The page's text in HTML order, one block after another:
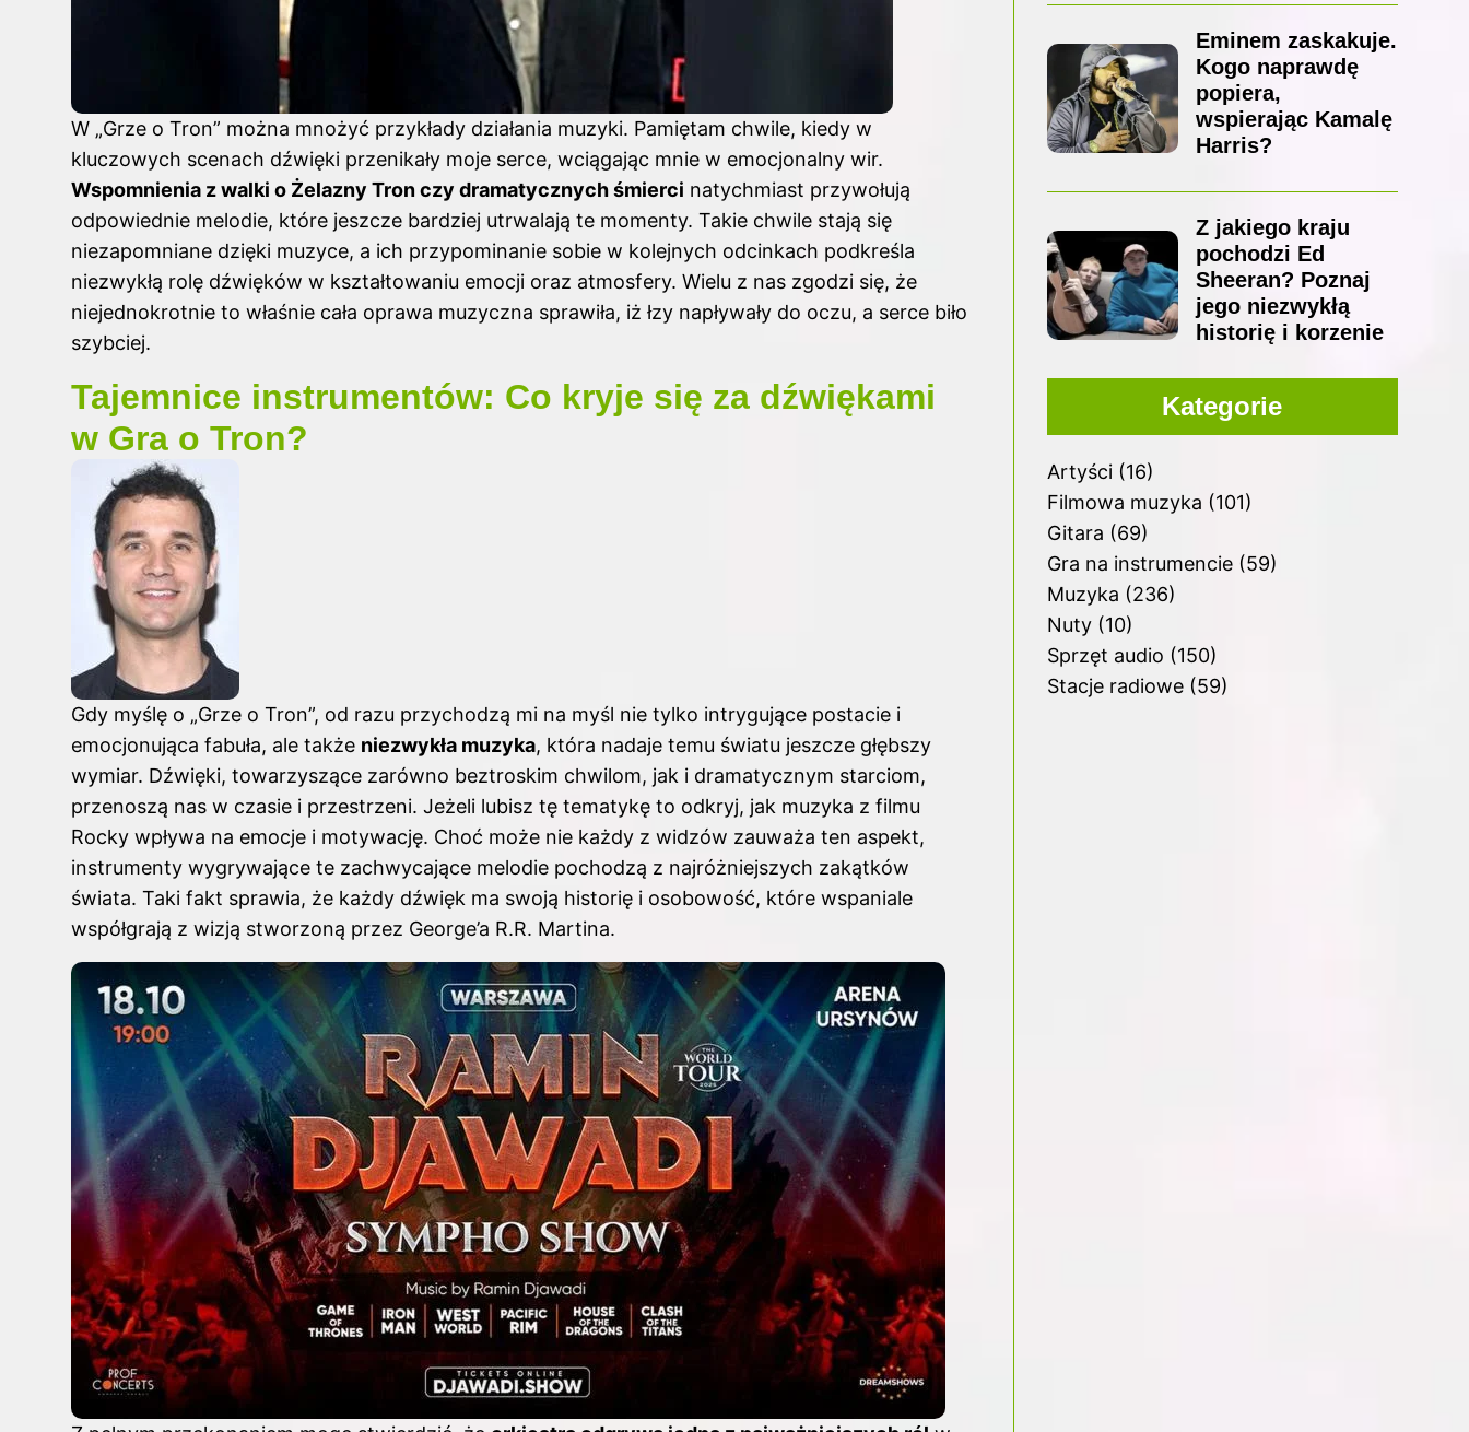
W „Grze o Tron” można mnożyć przykłady działania muzyki. Pamiętam chwile, kiedy w
kluczowych scenach dźwięki przenikały moje serce, wciągając mnie w emocjonalny wir.
Wspomnienia z walki o Żelazny Tron czy dramatycznych śmierci natychmiast przywołują
odpowiednie melodie, które jeszcze bardziej utrwalają te momenty. Takie chwile stają się
niezapomniane dzięki muzyce, a ich przypominanie sobie w kolejnych odcinkach podkreśla
niezwykłą rolę dźwięków w kształtowaniu emocji oraz atmosfery. Wielu z nas zgodzi się, że
niejednokrotnie to właśnie cała oprawa muzyczna sprawiła, iż łzy napływały do oczu, a serce biło
szybciej.
Tajemnice instrumentów: Co kryje się za dźwiękami
w Gra o Tron?
Gdy myślę o „Grze o Tron”, od razu przychodzą mi na myśl nie tylko intrygujące postacie i
emocjonująca fabuła, ale także niezwykła muzyka, która nadaje temu światu jeszcze głębszy
wymiar. Dźwięki, towarzyszące zarówno beztroskim chwilom, jak i dramatycznym starciom,
przenoszą nas w czasie i przestrzeni. Jeżeli lubisz tę tematykę to odkryj, jak muzyka z filmu
Rocky wpływa na emocje i motywację. Choć może nie każdy z widzów zauważa ten aspekt,
instrumenty wygrywające te zachwycające melodie pochodzą z najróżniejszych zakątków
świata. Taki fakt sprawia, że każdy dźwięk ma swoją historię i osobowość, które wspaniale
współgrają z wizją stworzoną przez George’a R.R. Martina.
Eminem zaskakuje.
Kogo naprawdę
popiera,
wspierając Kamalę
Harris?
Z jakiego kraju
pochodzi Ed
Sheeran? Poznaj
jego niezwykłą
historię i korzenie
Kategorie
Artyści(16)
Filmowa muzyka (101)
Gitara (69)
Gra na instrumencie(59)
Muzyka (236)
Nuty(10)
Sprzęt audio (150)
Stacje radiowe(59)